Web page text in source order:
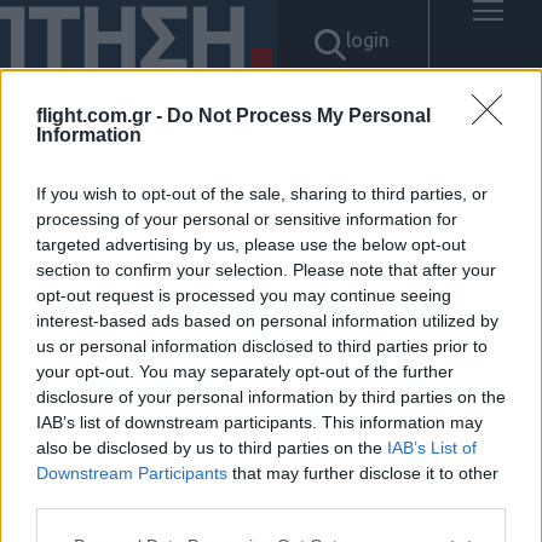
flight.com.gr - Do Not Process My Personal
Information
If you wish to opt-out of the sale, sharing to third parties, or
processing of your personal or sensitive information for
targeted advertising by us, please use the below opt-out
section to confirm your selection. Please note that after your
opt-out request is processed you may continue seeing
interest-based ads based on personal information utilized by
us or personal information disclosed to third parties prior to
your opt-out. You may separately opt-out of the further
disclosure of your personal information by third parties on the
IAB’s list of downstream participants. This information may
also be disclosed by us to third parties on the IAB’s List of
Downstream Participants that may further disclose it to other
login
Αποτελέσματα για: "텔레
@BSECRET7」 ⊃흥신소이용후
기강원도흥신소"
Δεν βρέθηκαν αποτελέσματα.
ΠΟΛΙΤΙΚΗ ΑΠΟΡΡΗΤΟΥ